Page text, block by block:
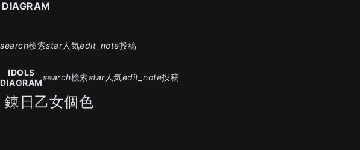
search検索star人気edit_note投稿
IDOLS
DIAGRAM
search検索star人気edit_note投稿
錬日乙女個色